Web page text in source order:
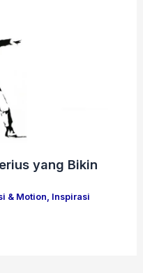
yang Bikin
& Motion
Inspirasi